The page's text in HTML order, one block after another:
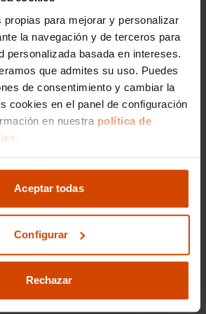
para mejorar y personalizar
la navegación y de terceros para
personalizada basada en intereses.
que admites su uso. Puedes
de consentimiento y cambiar la
cookies en el panel de configuración
en nuestra política de
Aceptar todas
Configurar
Rechazar